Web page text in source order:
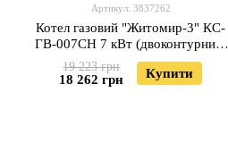
Артикул: 3837262
Котел газовий "Житомир-3" КС-
ГВ-007СН 7 кВт (двоконтурний)
(димохід вгору)
19 223 грн
18 262 грн Купити